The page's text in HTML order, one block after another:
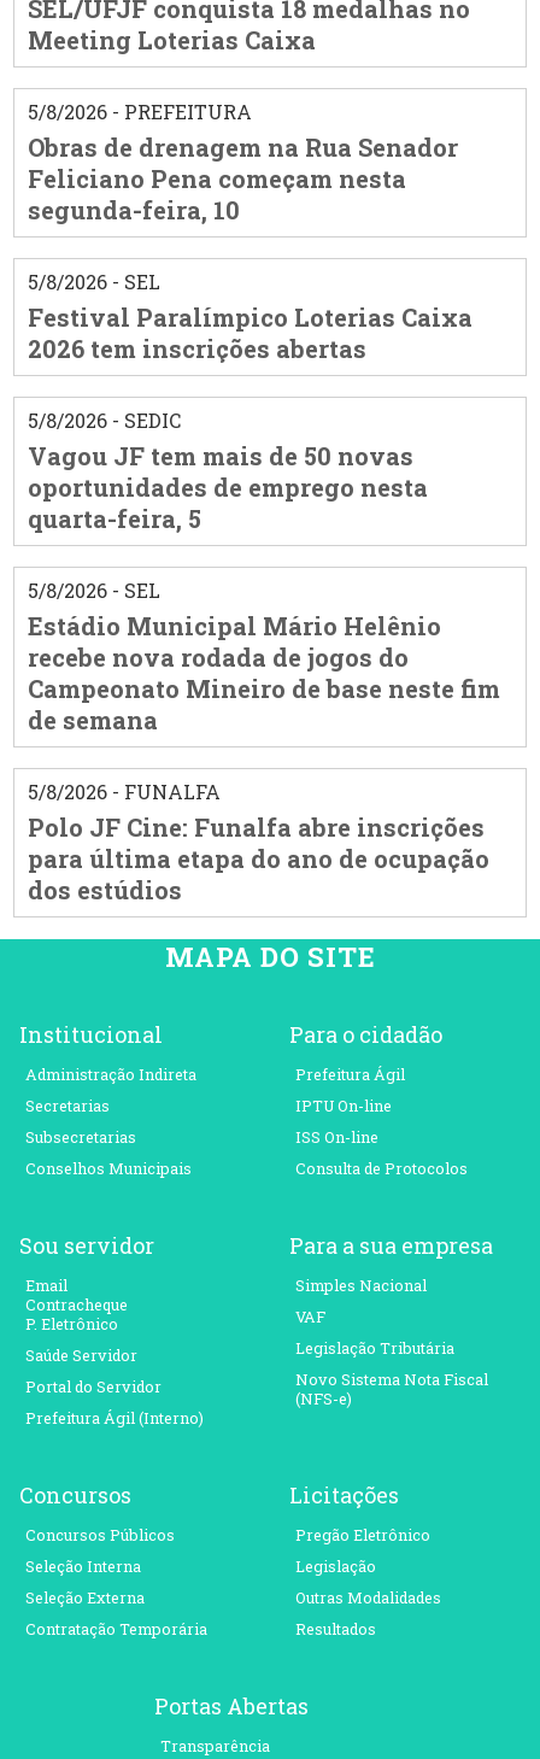
SEL/UFJF conquista 18 medalhas no
Meeting Loterias Caixa
5/8/2026 - PREFEITURA
Obras de drenagem na Rua Senador
Feliciano Pena começam nesta
segunda-feira, 10
5/8/2026 - SEL
Festival Paralímpico Loterias Caixa
2026 tem inscrições abertas
5/8/2026 - SEDIC
Vagou JF tem mais de 50 novas
oportunidades de emprego nesta
quarta-feira, 5
5/8/2026 - SEL
Estádio Municipal Mário Helênio
recebe nova rodada de jogos do
Campeonato Mineiro de base neste fim
de semana
5/8/2026 - FUNALFA
Polo JF Cine: Funalfa abre inscrições
para última etapa do ano de ocupação
dos estúdios
MAPA DO SITE
Institucional
Administração Indireta
Secretarias
Subsecretarias
Conselhos Municipais
Para o cidadão
Prefeitura Ágil
IPTU On-line
ISS On-line
Consulta de Protocolos
Sou servidor
Email
Contracheque
P. Eletrônico
Saúde Servidor
Portal do Servidor
Prefeitura Ágil (Interno)
Para a sua empresa
Simples Nacional
VAF
Legislação Tributária
Novo Sistema Nota Fiscal
(NFS-e)
Concursos
Concursos Públicos
Seleção Interna
Seleção Externa
Contratação Temporária
Licitações
Pregão Eletrônico
Legislação
Outras Modalidades
Resultados
Portas Abertas
Transparência